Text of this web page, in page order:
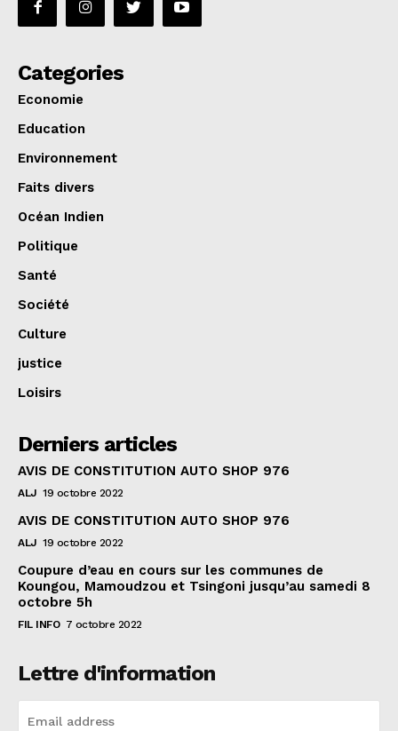
Categories
Economie
Education
Environnement
Faits divers
Océan Indien
Politique
Santé
Société
Culture
justice
Loisirs
Derniers articles
AVIS DE CONSTITUTION AUTO SHOP 976
ALJ 19 octobre 2022
AVIS DE CONSTITUTION AUTO SHOP 976
ALJ 19 octobre 2022
Coupure d’eau en cours sur les communes de
Koungou, Mamoudzou et Tsingoni jusqu’au samedi 8
octobre 5h
FIL INFO 7 octobre 2022
Lettre d'information